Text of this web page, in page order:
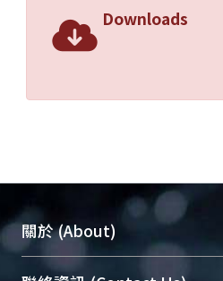
Downloads
關於 (About)